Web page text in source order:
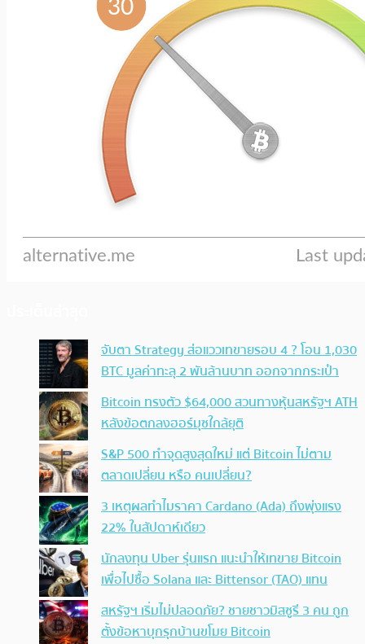
จับตา Strategy ส่อแววเทขายรอบ 4 ? โอน 1,030
BTC มูลค่าทะลุ 2 พันล้านบาท ออกจากกระเป๋า
Bitcoin ทรงตัว $64,000 สวนทางหุ้นสหรัฐฯ ATH
หลังข้อตกลงฮอร์มุซใกล้ยุติ
S&P 500 ทำจุดสูงสุดใหม่ แต่ Bitcoin ไม่ตาม
ตลาดเปลี่ยน หรือ คนเปลี่ยน?
3 เหตุผลทำไมราคา Cardano (Ada) ถึงพุ่งแรง
22% ในสัปดาห์เดียว
นักลงทุน Uber รุ่นแรก แนะนำให้เทขาย Bitcoin
เพื่อไปซื้อ Solana และ Bittensor (TAO) แทน
สหรัฐฯ เริ่มไม่ปลอดภัย? ชายชาวมิสซูรี 3 คน ถูก
ตั้งข้อหาบุกรุกบ้านขโมย Bitcoin